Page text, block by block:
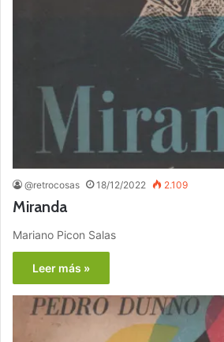
@retrocosas 18/12/2022 2.109
Miranda
Mariano Picon Salas
Leer más »